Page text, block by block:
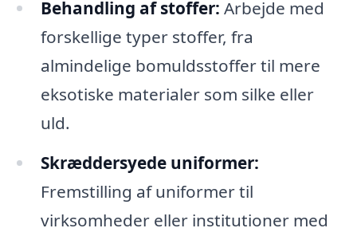
Behandling af stoffer: Arbejde med
forskellige typer stoffer, fra
almindelige bomuldsstoffer til mere
eksotiske materialer som silke eller
uld.
Skræddersyede uniformer:
Fremstilling af uniformer til
virksomheder eller institutioner med